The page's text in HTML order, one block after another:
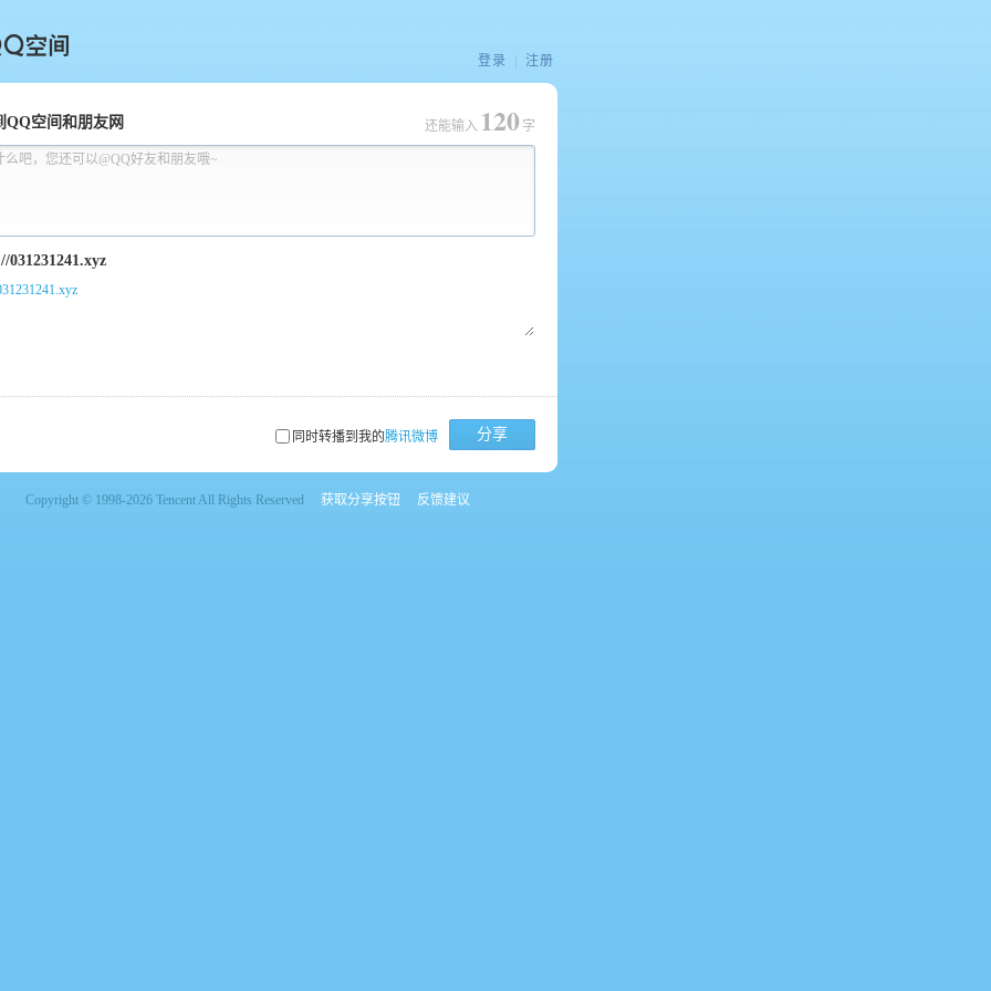
间
登录 注册
QQ空间和朋友网
么吧，您还可以@QQ好友和朋友哦~
还能输入 120 字
同时转播到我的腾讯微博 分享
Copyright © 1998-2026 Tencent All Rights Reserved 获取分享按钮 反馈建议